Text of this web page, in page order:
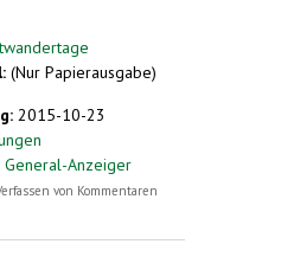
(Nur Papierausgabe)
2015-10-23
General-Anzeiger
Bohr startet mit der
von Kommentaren